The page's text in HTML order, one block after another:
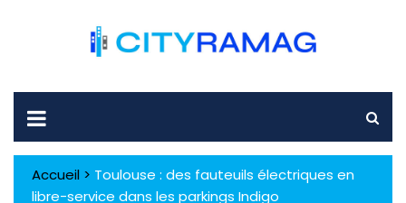
Accueil > Toulouse : des fauteuils électriques en
libre-service dans les parkings Indigo